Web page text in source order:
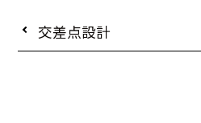
交差点設計